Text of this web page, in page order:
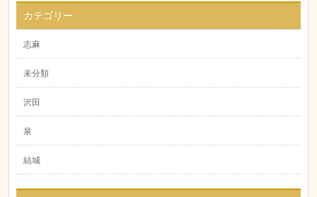
カテゴリー
志麻
未分類
沢田
泉
結城